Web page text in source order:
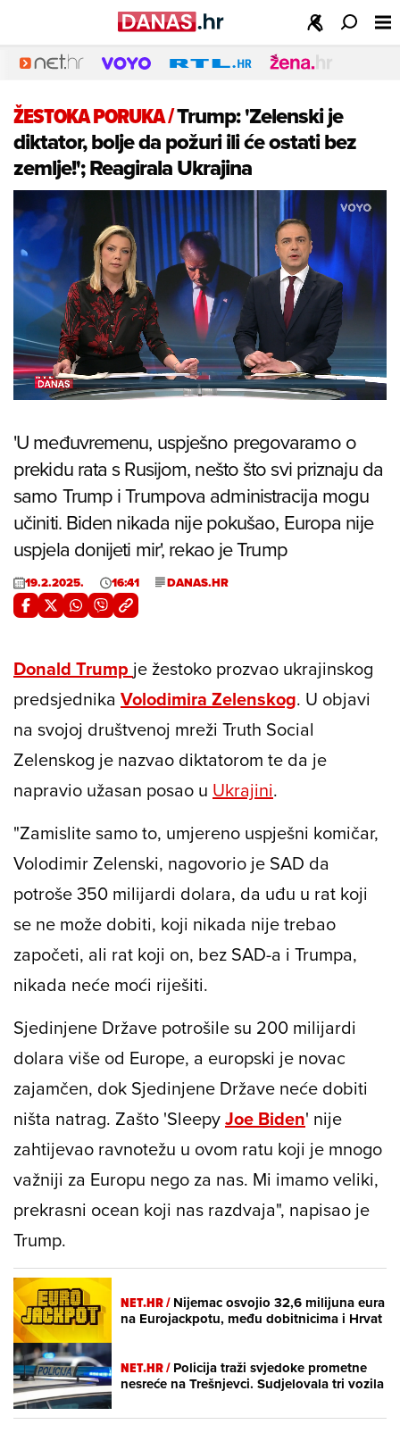
ŽESTOKA PORUKA/Trump: 'Zelenski je
diktator, bolje da požuri ili će ostati bez
zemlje!'; Reagirala Ukrajina
Unmute /
Loaded
18.47%
'U međuvremenu, uspješno pregovaramo o
prekidu rata s Rusijom, nešto što svi priznaju da
samo Trump i Trumpova administracija mogu
učiniti. Biden nikada nije pokušao, Europa nije
uspjela donijeti mir', rekao je Trump
19.2.2025. 16:41 DANAS.HR
Donald Trump je žestoko prozvao ukrajinskog
predsjednika Volodimira Zelenskog. U objavi
na svojoj društvenoj mreži Truth Social
Zelenskog je nazvao diktatorom te da je
napravio užasan posao u Ukrajini.
"Zamislite samo to, umjereno uspješni komičar,
Volodimir Zelenski, nagovorio je SAD da
potroše 350 milijardi dolara, da uđu u rat koji
se ne može dobiti, koji nikada nije trebao
započeti, ali rat koji on, bez SAD-a i Trumpa,
nikada neće moći riješiti.
Sjedinjene Države potrošile su 200 milijardi
dolara više od Europe, a europski je novac
zajamčen, dok Sjedinjene Države neće dobiti
ništa natrag. Zašto 'SleepyJoe Biden' nije
zahtijevao ravnotežu u ovom ratu koji je mnogo
važniji za Europu nego za nas. Mi imamo veliki,
prekrasni ocean koji nas razdvaja", napisao je
Trump.
NET.HR /Nijemac osvojio 32,6 milijuna eura
na Eurojackpotu, među dobitnicima i Hrvat
NET.HR /Policija traži svjedoke prometne
nesreće na Trešnjevci. Sudjelovala tri vozila